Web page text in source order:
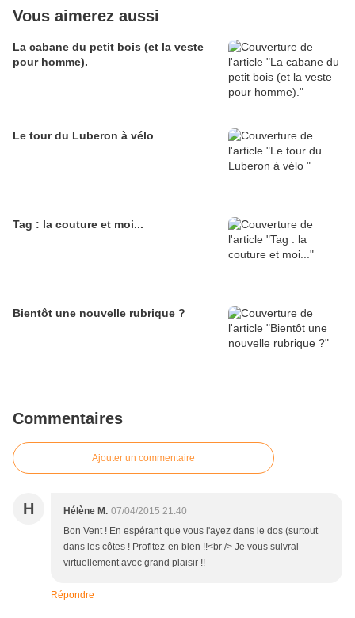
Vous aimerez aussi
La cabane du petit bois (et la veste
pour homme).
Le tour du Luberon à vélo
Tag : la couture et moi...
Bientôt une nouvelle rubrique ?
Commentaires
Ajouter un commentaire
H Hélène M. 07/04/2015 21:40
Bon Vent ! En espérant que vous l'ayez dans le dos (surtout
dans les côtes ! Profitez-en bien !!<br /> Je vous suivrai
virtuellement avec grand plaisir !!
Répondre